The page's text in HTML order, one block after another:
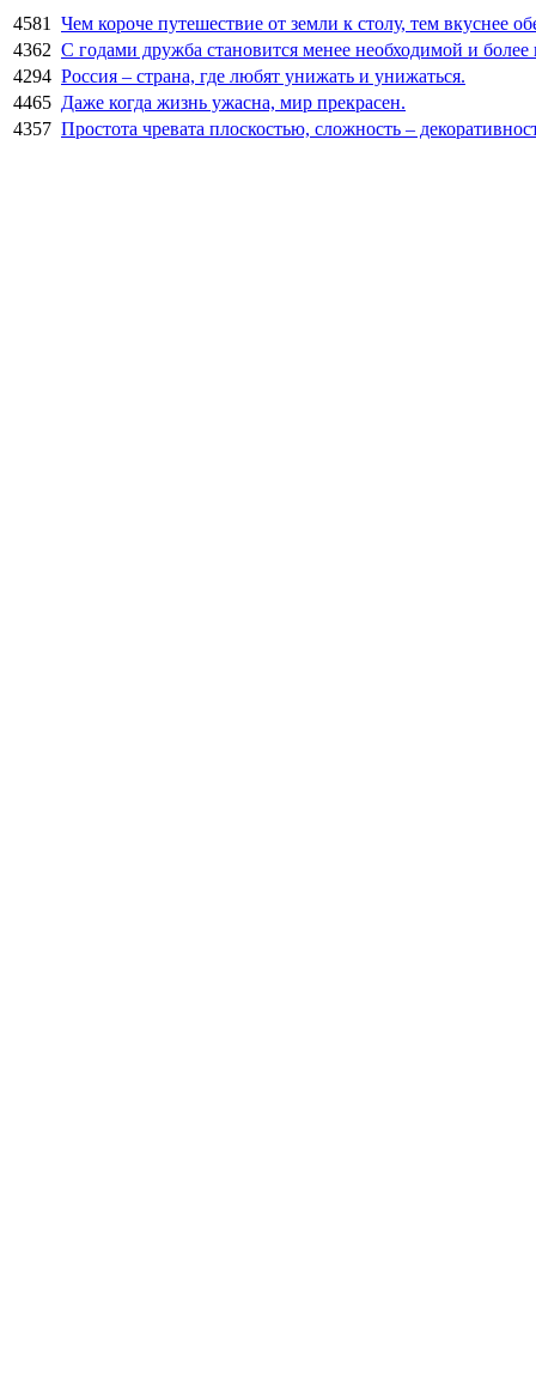
4581
Чем короче путешествие от земли к столу, тем вкуснее
4362 С годами дружба становится менее необходимой и
4294 Россия – страна, где любят унижать и унижаться.
4465 Даже когда жизнь ужасна, мир прекрасен.
4357 Простота чревата плоскостью, сложность –